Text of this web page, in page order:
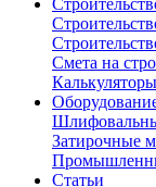
Смета на
Калькуляторы
Затирочные
Статьи